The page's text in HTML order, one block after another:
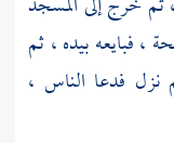
، فبايعه بيده ، ثم
نزل فدعا الناس ،